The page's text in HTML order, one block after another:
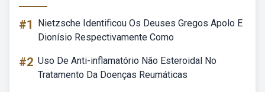
#1
Nietzsche Identificou Os Deuses Gregos Apolo E
Dionísio Respectivamente Como
#2 Uso De Anti-inflamatório Não Esteroidal No
Tratamento Da Doenças Reumáticas